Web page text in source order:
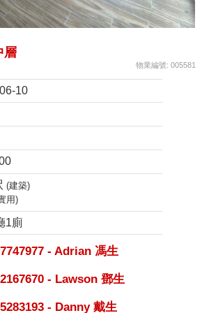
層
物業編號: 005581
10
(建築)
用)
1廁
- Adrian 馮生
- Lawson 鄧生
- Danny 戴生